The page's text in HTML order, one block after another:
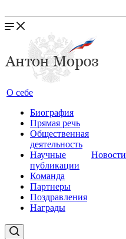
О себе
Биография
Прямая речь
Общественная
деятельность
Научные
публикации
Команда
Партнеры
Поздравления
Награды
Новости